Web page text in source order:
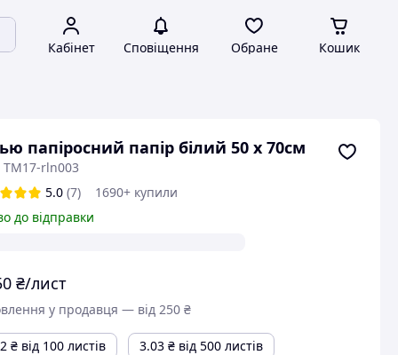
Кабінет Сповіщення Обране Кошик
папіросний папір білий 50 х 70см
rln003
5.0 (7)
1690+ купили
до відправки
₴/лист
у продавця — від 250 ₴
₴ від 100 листів 3.03 ₴ від 500 листів